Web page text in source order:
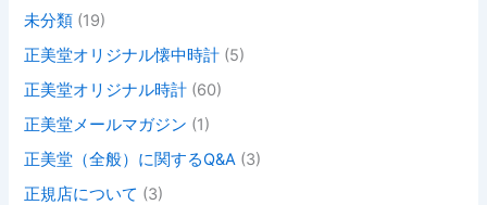
未分類 (19)
正美堂オリジナル懐中時計 (5)
正美堂オリジナル時計 (60)
正美堂メールマガジン (1)
正美堂（全般）に関するQ&A (3)
正規店について (3)